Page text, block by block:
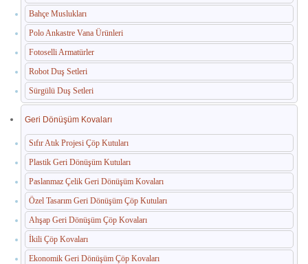
Medikal Ekipmanlar
Paslanmaz Havuz Ekipmanları
🛒 TEKLIF SEPETIM
İLETIŞIM
Bahçe Muslukları
Polo Ankastre Vana Ürünleri
Fotoselli Armatürler
Robot Duş Setleri
Sürgülü Duş Setleri
Geri Dönüşüm Kovaları
Sıfır Atık Projesi Çöp Kutuları
Plastik Geri Dönüşüm Kutuları
Paslanmaz Çelik Geri Dönüşüm Kovaları
Özel Tasarım Geri Dönüşüm Çöp Kutuları
Ahşap Geri Dönüşüm Çöp Kovaları
İkili Çöp Kovaları
Ekonomik Geri Dönüşüm Çöp Kovaları